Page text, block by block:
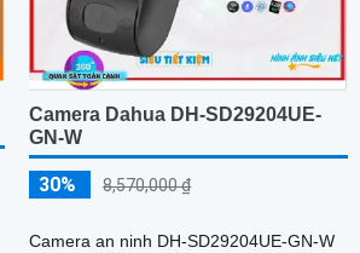
Camera Dahua DH-SD29204UE-
GN-W
30% 8,570,000 ₫
Camera an ninh DH-SD29204UE-GN-W